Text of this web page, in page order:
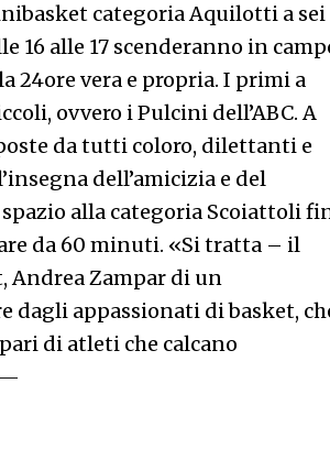
categoria Aquilotti a sei
16 alle 17 scenderanno in
24ore vera e propria. I primi a
ovvero i Pulcini dell’ABC. A
da tutti coloro, dilettanti e
dell’amicizia e del
alla categoria Scoiattoli
da 60 minuti. «Si tratta – il
Andrea Zampar di un
dagli appassionati di basket,
di atleti che calcano
—